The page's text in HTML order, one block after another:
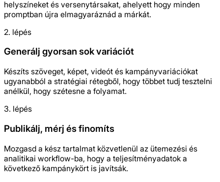
helyszíneket és versenytársakat, ahelyett hogy minden
promptban újra elmagyaráznád a márkát.
2. lépés
Generálj gyorsan sok variációt
Készíts szöveget, képet, videót és kampányvariációkat
ugyanabból a stratégiai rétegből, hogy többet tudj tesztelni
anélkül, hogy szétesne a folyamat.
3. lépés
Publikálj, mérj és finomíts
Mozgasd a kész tartalmat közvetlenül az ütemezési és
analitikai workflow-ba, hogy a teljesítményadatok a
következő kampánykört is javítsák.